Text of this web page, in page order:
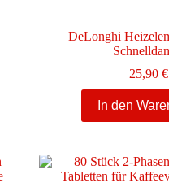
DeLonghi
25,90 €
In den